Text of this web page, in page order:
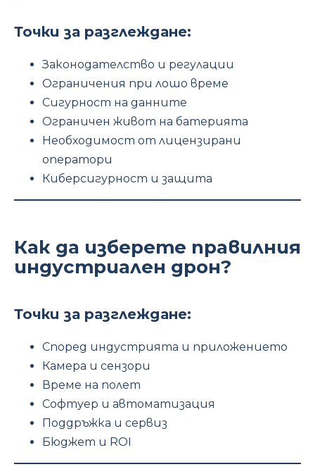
Точки за разглеждане:
Законодателство и регулации
Ограничения при лошо време
Сигурност на данните
Ограничен живот на батерията
Необходимост от лицензирани
оператори
Киберсигурност и защита
Как да изберете правилния
индустриален дрон?
Точки за разглеждане:
Според индустрията и приложението
Камера и сензори
Време на полет
Софтуер и автоматизация
Поддръжка и сервиз
Бюджет и ROI